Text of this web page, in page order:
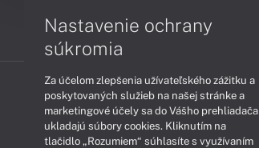
PODPORA A SERVIS
Nastavenie ochrany
súkromia
Za účelom zlepšenia užívateľského zážitku a
poskytovaných služieb na našej stránke a
marketingové účely sa do Vášho prehliadača
ukladajú súbory cookies. Kliknutím na
tlačidlo „Rozumiem“ súhlasíte s využívaním